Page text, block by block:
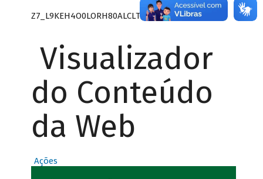
Z7_L9KEH4O0LORH80ALCLTPF80SE0
Visualizador
do Conteúdo
da Web
Ações